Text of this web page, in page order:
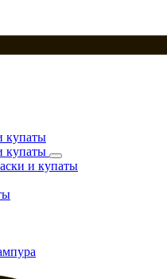
купаты
купаты
и купаты